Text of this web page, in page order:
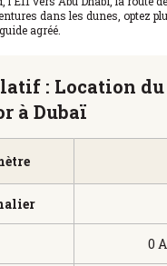
dans les dunes, optez
agréé.
: Location
à Dubaï
0